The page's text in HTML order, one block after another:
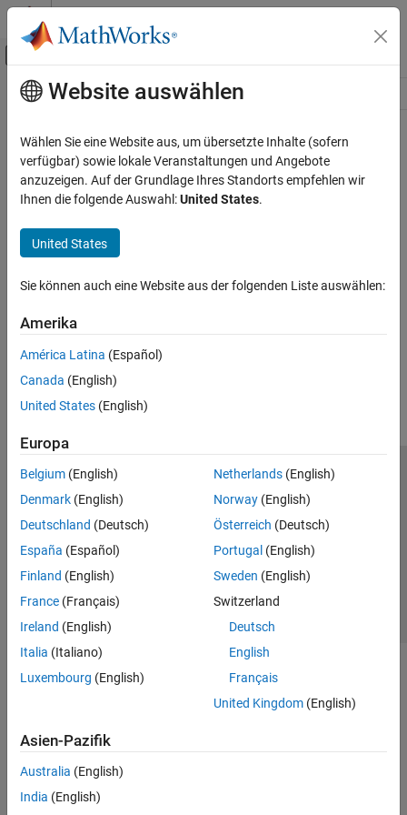
Weiter zum Inhalt
Umschaltung für Off-Canvas-
Ressource
Hauptinhalt
Website auswählen
Wählen Sie eine Website aus, um übersetzte Inhalte (sofern
verfügbar) sowie lokale Veranstaltungen und Angebote
anzuzeigen. Auf der Grundlage Ihres Standorts empfehlen wir
Ihnen die folgende Auswahl:United States.
United States
Sie können auch eine Website aus der folgenden Liste auswählen:
Amerika
América Latina (Español)
Canada (English)
United States (English)
Europa
Belgium (English)
Denmark (English)
Deutschland (Deutsch)
España (Español)
Finland (English)
France (Français)
Ireland (English)
Italia (Italiano)
Luxembourg (English)
Netherlands(English)
Norway(English)
Österreich (Deutsch)
Portugal (English)
Sweden (English)
Switzerland
Deutsch
English
Français
United Kingdom(English)
Asien-Pazifik
Australia (English)
India (English)
Trust Center
Datenschutz-Richtlinien
Datendiebstahl verhindern
Status von Anwendungen
© 1994-2026 The MathWorks, Inc.
Website auswählen
Deutschland